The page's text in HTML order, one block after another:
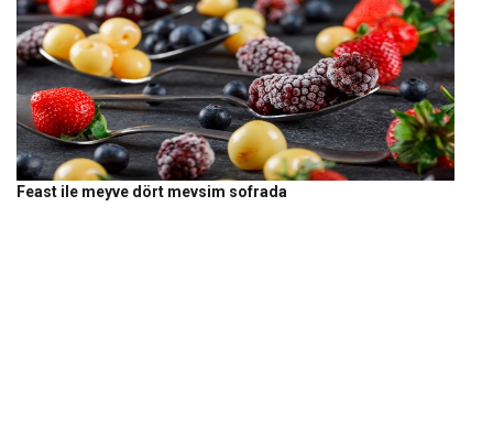
Feast ile meyve dört mevsim sofrada